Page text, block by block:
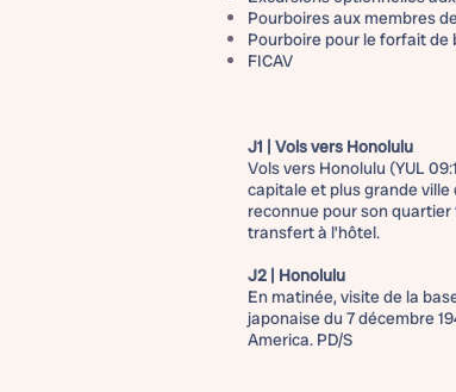
Pourboires aux membres
Pourboire pour le forfait
FICAV
J1 | Vols vers Honolulu
Vols vers Honolulu (YUL
capitale et plus grande ville
reconnue pour son
transfert à l’hôtel.
J2 | Honolulu
En matinée, visite de la
japonaise du 7 décembre
America. PD/S